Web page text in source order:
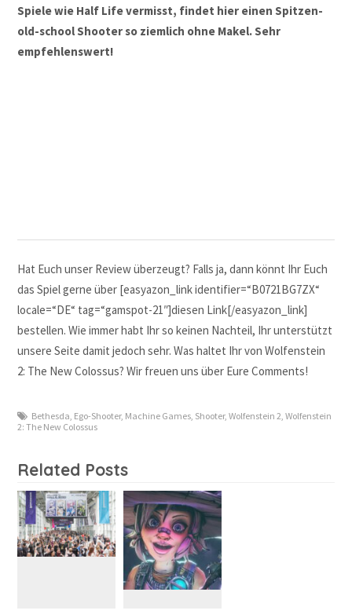
Spiele wie Half Life vermisst, findet hier einen Spitzen-
old-school Shooter so ziemlich ohne Makel. Sehr
empfehlenswert!
Hat Euch unser Review überzeugt? Falls ja, dann könnt Ihr Euch
das Spiel gerne über [easyazon_link identifier=“B0721BG7ZX“
locale=“DE“ tag=“gamspot-21″]diesen Link[/easyazon_link]
bestellen. Wie immer habt Ihr so keinen Nachteil, Ihr unterstützt
unsere Seite damit jedoch sehr. Was haltet Ihr von Wolfenstein
2: The New Colossus? Wir freuen uns über Eure Comments!
Bethesda Ego-Shooter, Machine Games, Shooter, Wolfenstein 2 Wolfenstein
2: The New Colossus
Related Posts